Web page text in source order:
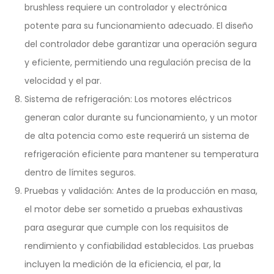
brushless requiere un controlador y electrónica
potente para su funcionamiento adecuado. El diseño
del controlador debe garantizar una operación segura
y eficiente, permitiendo una regulación precisa de la
velocidad y el par.
Sistema de refrigeración: Los motores eléctricos
generan calor durante su funcionamiento, y un motor
de alta potencia como este requerirá un sistema de
refrigeración eficiente para mantener su temperatura
dentro de límites seguros.
Pruebas y validación: Antes de la producción en masa,
el motor debe ser sometido a pruebas exhaustivas
para asegurar que cumple con los requisitos de
rendimiento y confiabilidad establecidos. Las pruebas
incluyen la medición de la eficiencia, el par, la